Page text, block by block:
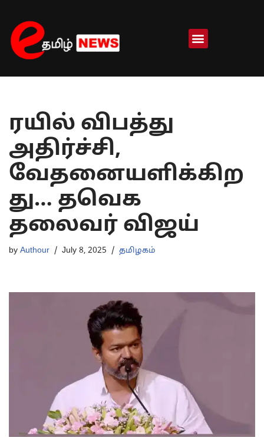
Skip
to
content
ரயில் விபத்து
அதிர்ச்சி,
வேதனையளிக்கிற
து… தவெக
தலைவர் விஜய்
by Authour July 8, 2025 தமிழகம்